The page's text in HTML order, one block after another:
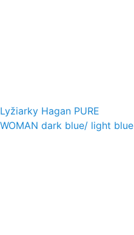
Lyžiarky Hagan PURE
WOMAN dark blue/ light blue